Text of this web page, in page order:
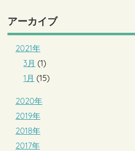
アーカイブ
2021年
3月 (1)
1月 (15)
2020年
2019年
2018年
2017年